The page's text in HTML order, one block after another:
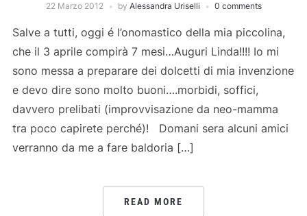
22 Marzo 2012 by Alessandra Uriselli 0 comments
Salve a tutti, oggi é l’onomastico della mia piccolina,
che il 3 aprile compirà 7 mesi…Auguri Linda!!!! Io mi
sono messa a preparare dei dolcetti di mia invenzione
e devo dire sono molto buoni….morbidi, soffici,
davvero prelibati (improvvisazione da neo-mamma
tra poco capirete perché)! Domani sera alcuni amici
verranno da me a fare baldoria […]
READ MORE